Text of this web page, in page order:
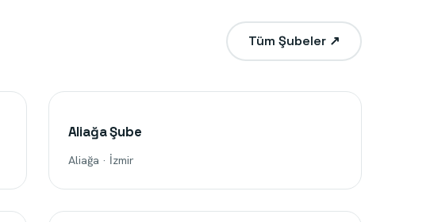
Tüm Şubeler ↗
Aliağa Şube
Aliağa · İzmir